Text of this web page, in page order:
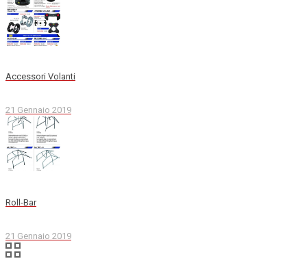
Accessori Volanti
21 Gennaio 2019
Roll-Bar
21 Gennaio 2019